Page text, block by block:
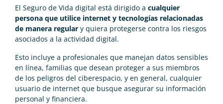
El Seguro de Vida digital está dirigido a cualquier
persona que utilice internet y tecnologías relacionadas
de manera regular y quiera protegerse contra los riesgos
asociados a la actividad digital.
Esto incluye a profesionales que manejan datos sensibles
en línea, familias que desean proteger a sus miembros
de los peligros del ciberespacio, y en general, cualquier
usuario de internet que busque asegurar su información
personal y financiera.